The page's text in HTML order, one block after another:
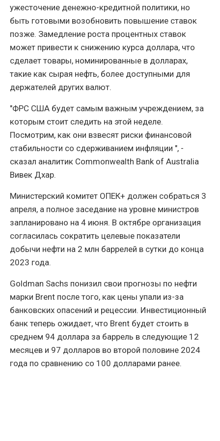
ужесточение денежно-кредитной политики, но
быть готовыми возобновить повышение ставок
позже. Замедление роста процентных ставок
может привести к снижению курса доллара, что
сделает товары, номинированные в долларах,
такие как сырая нефть, более доступными для
держателей других валют.
"ФРС США будет самым важным учреждением, за
которым стоит следить на этой неделе.
Посмотрим, как они взвесят риски финансовой
стабильности со сдерживанием инфляции ", -
сказал аналитик Commonwealth Bank of Australia
Вивек Дхар.
Министерский комитет ОПЕК+ должен собраться 3
апреля, а полное заседание на уровне министров
запланировано на 4 июня. В октябре организация
согласилась сократить целевые показатели
добычи нефти на 2 млн баррелей в сутки до конца
2023 года.
Goldman Sachs понизил свои прогнозы по нефти
марки Brent после того, как цены упали из-за
банковских опасений и рецессии. Инвестиционный
банк теперь ожидает, что Brent будет стоить в
среднем 94 доллара за баррель в следующие 12
месяцев и 97 долларов во второй половине 2024
года по сравнению со 100 долларами ранее.